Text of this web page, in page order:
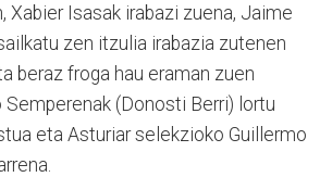
Xabier Isasak irabazi zuena, Jaime
zen itzulia irabazia zutenen
beraz froga hau eraman zuen
(Donosti Be­rri) lortu
eta Asturiar selekzioko Gui­llermo